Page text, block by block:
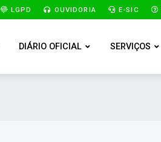
LGPD OUVIDORIA E-SIC
DIÁRIO OFICIAL SERVIÇOS